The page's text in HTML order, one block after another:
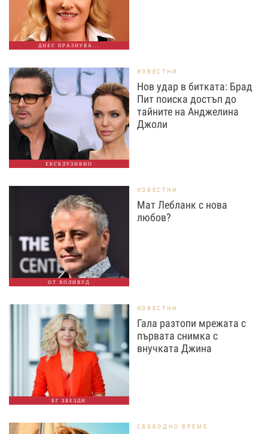
ДНЕС ПРАЗНУВА...
ЕКСКЛУЗИВНО
ИЗВЕСТНИ
Нов удар в битката: Брад
Пит поиска достъп до
тайните на Анджелина
Джоли
ОТ ХОЛИВУД
ИЗВЕСТНИ
Мат Лебланк с нова
любов?
БГ ЗВЕЗДИ
ИЗВЕСТНИ
Гала разтопи мрежата с
първата снимка с
внучката Джина
СВОБОДНО ВРЕМЕ